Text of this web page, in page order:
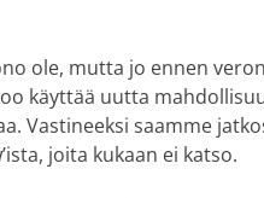
ole, mutta jo ennen
käyttää uutta
Vastineeksi saamme
joita kukaan ei katso.